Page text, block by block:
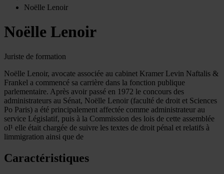
Noëlle Lenoir
Noëlle Lenoir
Juriste de formation
Noëlle Lenoir, avocate associée au cabinet Kramer Levin Naftalis &
Frankel a commencé sa carrière dans la fonction publique
parlementaire. Après avoir passé en 1972 le concours des
administrateurs au Sénat, Noëlle Lenoir (faculté de droit et Sciences
Po Paris) a été principalement affectée comme administrateur au
service Législatif, puis à la Commission des lois de cette assemblée
oI¹ elle était chargée de suivre les textes de droit pénal et relatifs à
limmigration ainsi que de
Caractéristiques